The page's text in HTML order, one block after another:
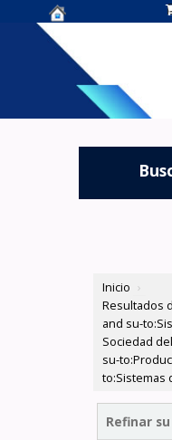
Centro de
OLADE -
Inicio ›
Resultados
and su-
Sociedad
su-
to:Sistemas
Refinar